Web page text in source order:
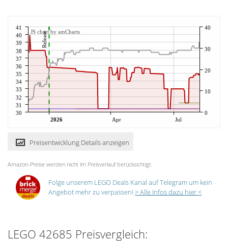
2026 Apr Jul
Release
30
31
32
33
34
35
36
37
38
39
40
41
0
10
20
30
40
JS chart by amCharts
Preisentwicklung Details anzeigen
Amazon-Preise werden nicht im Preisverlauf berücksichtigt.
Folge unserem LEGO Deals Kanal auf Telegram um kein
Angebot mehr zu verpassen! > Alle Infos dazu hier <
LEGO 42685 Preisvergleich: